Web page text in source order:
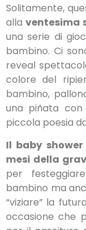
Solitamente,
allaventesima
una serie di
bambino. Ci
reveal
colore del
bambino,
una piñata
piccola poesia
Il baby
mesi della
per
bambino ma
“viziare” la
occasione che